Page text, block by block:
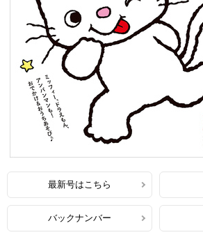
最新号はこちら
バックナンバー